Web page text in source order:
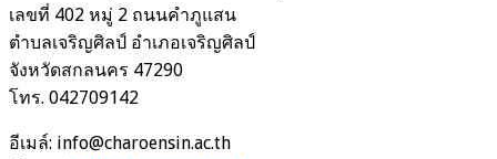
เลขที่ 402 หมู่ 2 ถนนคำภูแสน
ตำบลเจริญศิลป์ อำเภอเจริญศิลป์
จังหวัดสกลนคร 47290
โทร. 042709142
อีเมล์: info@charoensin.ac.th